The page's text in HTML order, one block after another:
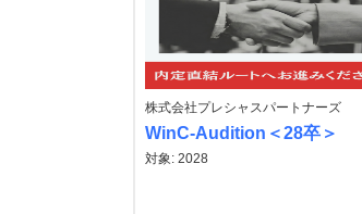
株式会社プレシャスパートナーズ
WinC-Audition＜28卒＞
対象: 2028